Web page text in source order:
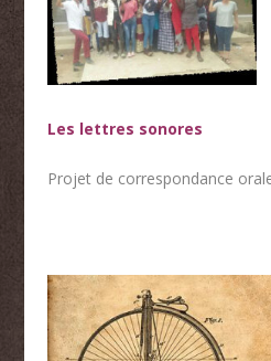
Les lettres sonores
Projet de correspondance